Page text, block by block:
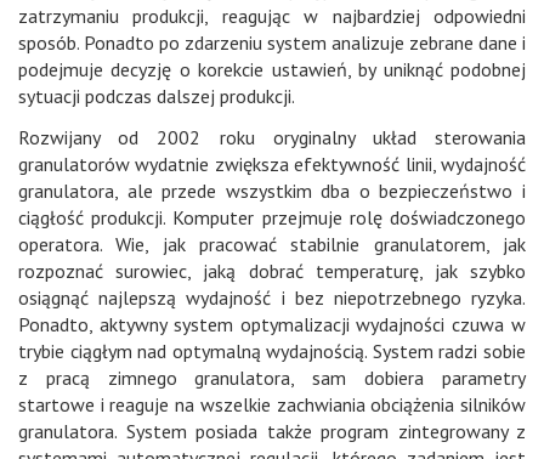
zatrzymaniu produkcji, reagując w najbardziej odpowiedni
sposób. Ponadto po zdarzeniu system analizuje zebrane dane i
podejmuje decyzję o korekcie ustawień, by uniknąć podobnej
sytuacji podczas dalszej produkcji.
Rozwijany od 2002 roku oryginalny układ sterowania
granulatorów wydatnie zwiększa efektywność linii, wydajność
granulatora, ale przede wszystkim dba o bezpieczeństwo i
ciągłość produkcji. Komputer przejmuje rolę doświadczonego
operatora. Wie, jak pracować stabilnie granulatorem, jak
rozpoznać surowiec, jaką dobrać temperaturę, jak szybko
osiągnąć najlepszą wydajność i bez niepotrzebnego ryzyka.
Ponadto, aktywny system optymalizacji wydajności czuwa w
trybie ciągłym nad optymalną wydajnością. System radzi sobie
z pracą zimnego granulatora, sam dobiera parametry
startowe i reaguje na wszelkie zachwiania obciążenia silników
granulatora. System posiada także program zintegrowany z